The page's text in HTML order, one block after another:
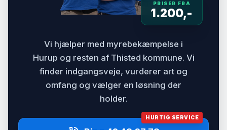
PRISER FRA
1.200,-
Vi hjælper med myrebekæmpelse i
Hurup og resten af Thisted kommune. Vi
finder indgangsveje, vurderer art og
omfang og vælger en løsning der
holder.
HURTIG SERVICE